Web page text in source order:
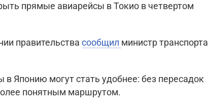
прямые авиарейсы в Токио в четвертом
правительства сообщил министр транспорта
Японию могут стать удобнее: без пересадок
понятным маршрутом.